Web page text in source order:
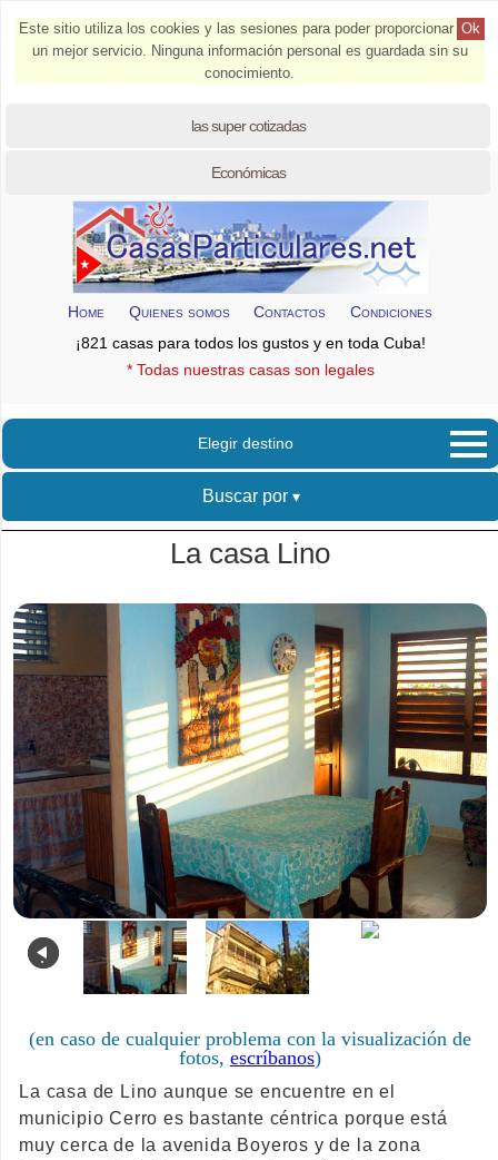
Ok
Este sitio utiliza los cookies y las sesiones para poder proporcionar
un mejor servicio. Ninguna información personal es guardada sin su
conocimiento.
las super cotizadas
Económicas
Home Quienes somos Contactos
Condiciones
¡821 casas para todos los gustos y en toda Cuba!
* Todas nuestras casas son legales
Elegir destino
Buscar por
La casa Lino
.
(en caso de cualquier problema con la visualización de
fotos, escríbanos)
La casa de Lino aunque se encuentre en el
municipio Cerro es bastante céntrica porque está
muy cerca de la avenida Boyeros y de la zona